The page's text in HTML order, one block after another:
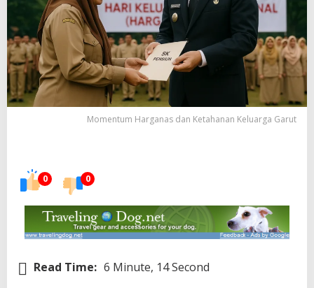
Momentum Harganas dan Ketahanan Keluarga Garut
0 0
Read Time: 6 Minute, 14 Second